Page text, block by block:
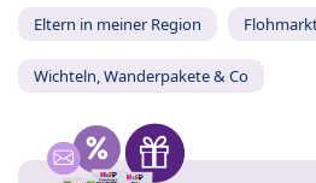
Eltern in meiner Region
Wichteln, Wanderpakete & Co